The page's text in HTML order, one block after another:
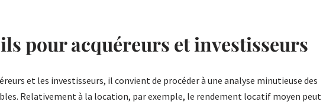
pour acquéreurs et investisseurs
et les investisseurs, il convient de procéder à une analyse minutieuse des
Relativement à la location, par exemple, le rendement locatif moyen peut